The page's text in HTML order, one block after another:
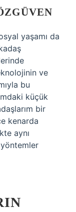
yaşamı da
ve
bu
küçük
bir
kenarda
aynı